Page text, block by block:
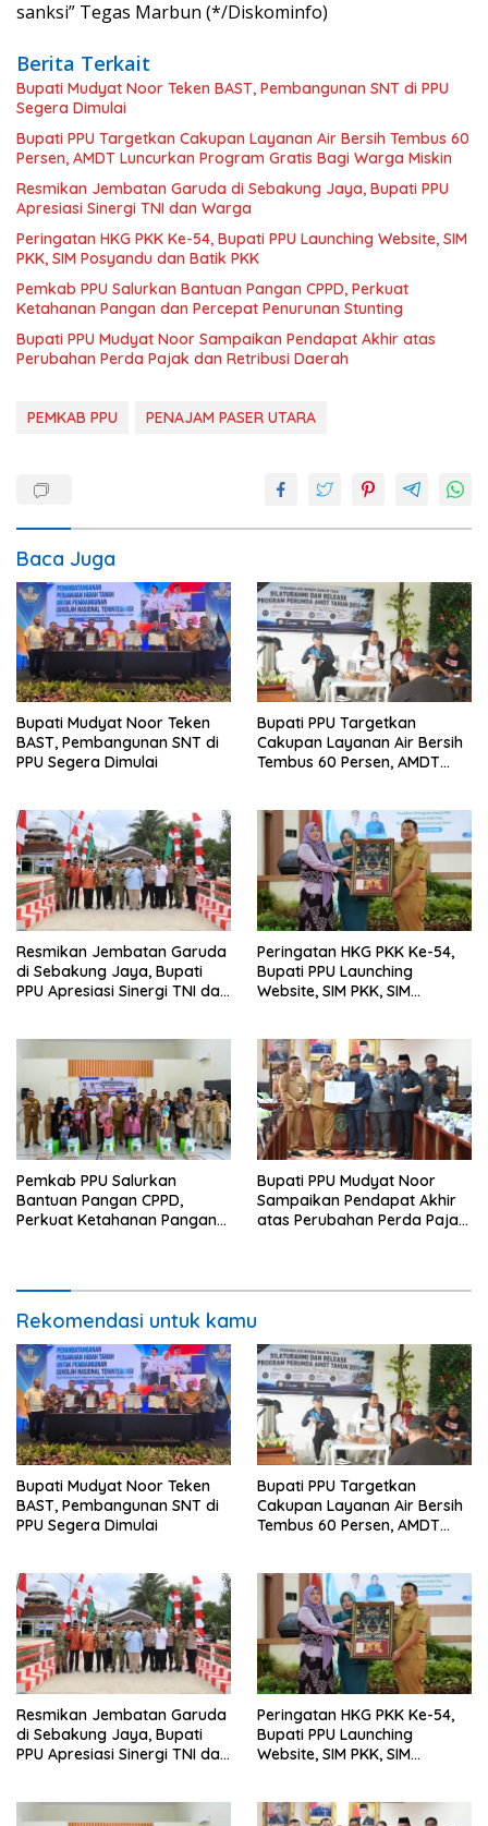
sanksi” Tegas Marbun (*/Diskominfo)
Berita Terkait
Bupati Mudyat Noor Teken BAST, Pembangunan SNT di PPU
Segera Dimulai
Bupati PPU Targetkan Cakupan Layanan Air Bersih Tembus 60
Persen, AMDT Luncurkan Program Gratis Bagi Warga Miskin
Resmikan Jembatan Garuda di Sebakung Jaya, Bupati PPU
Apresiasi Sinergi TNI dan Warga
Peringatan HKG PKK Ke-54, Bupati PPU Launching Website, SIM
PKK, SIM Posyandu dan Batik PKK
Pemkab PPU Salurkan Bantuan Pangan CPPD, Perkuat
Ketahanan Pangan dan Percepat Penurunan Stunting
Bupati PPU Mudyat Noor Sampaikan Pendapat Akhir atas
Perubahan Perda Pajak dan Retribusi Daerah
PEMKAB PPU PENAJAM PASER UTARA
Baca Juga
Bupati Mudyat Noor Teken
BAST, Pembangunan SNT di
PPU Segera Dimulai
Bupati PPU Targetkan
Cakupan Layanan Air Bersih
Tembus 60 Persen, AMDT
Resmikan Jembatan Garuda
di Sebakung Jaya, Bupati
PPU Apresiasi Sinergi TNI dan
Peringatan HKG PKK Ke-54,
Bupati PPU Launching
Website, SIM PKK, SIM
Pemkab PPU Salurkan
Bantuan Pangan CPPD,
Perkuat Ketahanan Pangan
Bupati PPU Mudyat Noor
Sampaikan Pendapat Akhir
atas Perubahan Perda Pajak
Rekomendasi untuk kamu
Bupati Mudyat Noor Teken
BAST, Pembangunan SNT di
PPU Segera Dimulai
Bupati PPU Targetkan
Cakupan Layanan Air Bersih
Tembus 60 Persen, AMDT
Resmikan Jembatan Garuda
di Sebakung Jaya, Bupati
PPU Apresiasi Sinergi TNI dan
Peringatan HKG PKK Ke-54,
Bupati PPU Launching
Website, SIM PKK, SIM